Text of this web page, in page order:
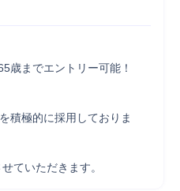
歳までエントリー可能！
積極的に採用しておりま
ていただきます。